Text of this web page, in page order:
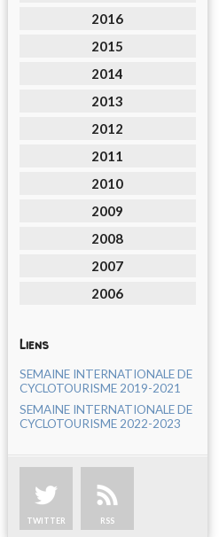
2016
2015
2014
2013
2012
2011
2010
2009
2008
2007
2006
Liens
SEMAINE INTERNATIONALE DE
CYCLOTOURISME 2019-2021
SEMAINE INTERNATIONALE DE
CYCLOTOURISME 2022-2023
TWITTER RSS